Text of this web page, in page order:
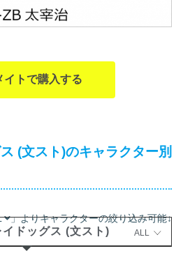
イトで購入する
(文スト)のキャラクター別
」よりキャラクターの絞り込み可能↓
ドッグス (文スト) ALL